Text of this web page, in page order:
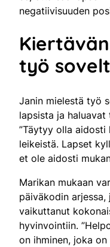
negatiivisuuden
työ
Janin mielestä työ
lapsista ja haluavat
”Täytyy olla aidosti
leikeistä. Lapset
et ole aidosti
Marikan mukaan
päiväkodin
vaikuttanut
hyvinvointiin.
on ihminen, joka